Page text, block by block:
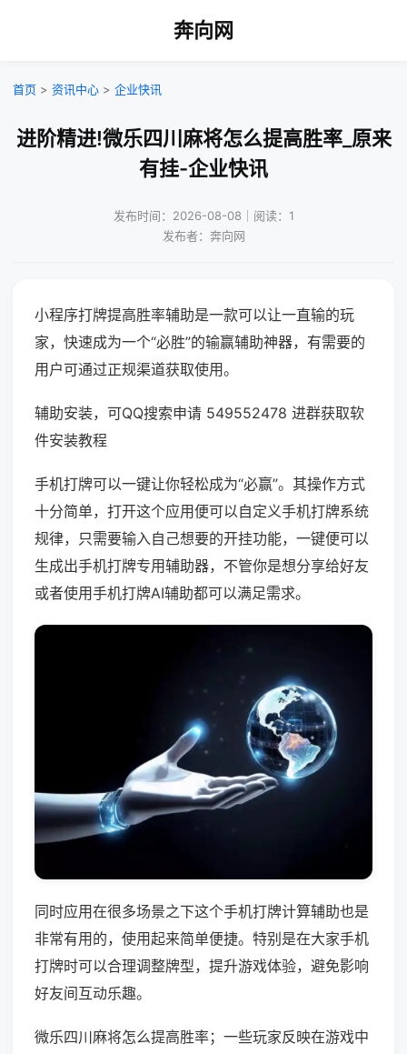
奔向网
首页 > 资讯中心 > 企业快讯
进阶精进!微乐四川麻将怎么提高胜率_原来
有挂-企业快讯
发布时间：2026-08-08｜阅读：1
发布者：奔向网
小程序打牌提高胜率辅助是一款可以让一直输的玩
家，快速成为一个“必胜”的输赢辅助神器，有需要的
用户可通过正规渠道获取使用。
辅助安装，可QQ搜索申请 549552478 进群获取软
件安装教程
手机打牌可以一键让你轻松成为“必赢”。其操作方式
十分简单，打开这个应用便可以自定义手机打牌系统
规律，只需要输入自己想要的开挂功能，一键便可以
生成出手机打牌专用辅助器，不管你是想分享给好友
或者使用手机打牌AI辅助都可以满足需求。
同时应用在很多场景之下这个手机打牌计算辅助也是
非常有用的，使用起来简单便捷。特别是在大家手机
打牌时可以合理调整牌型，提升游戏体验，避免影响
好友间互动乐趣。
微乐四川麻将怎么提高胜率；一些玩家反映在游戏中